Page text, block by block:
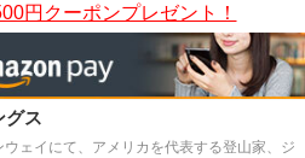
円クーポンプレゼント！
グス
ェイにて、アメリカを代表する登山家、ジ